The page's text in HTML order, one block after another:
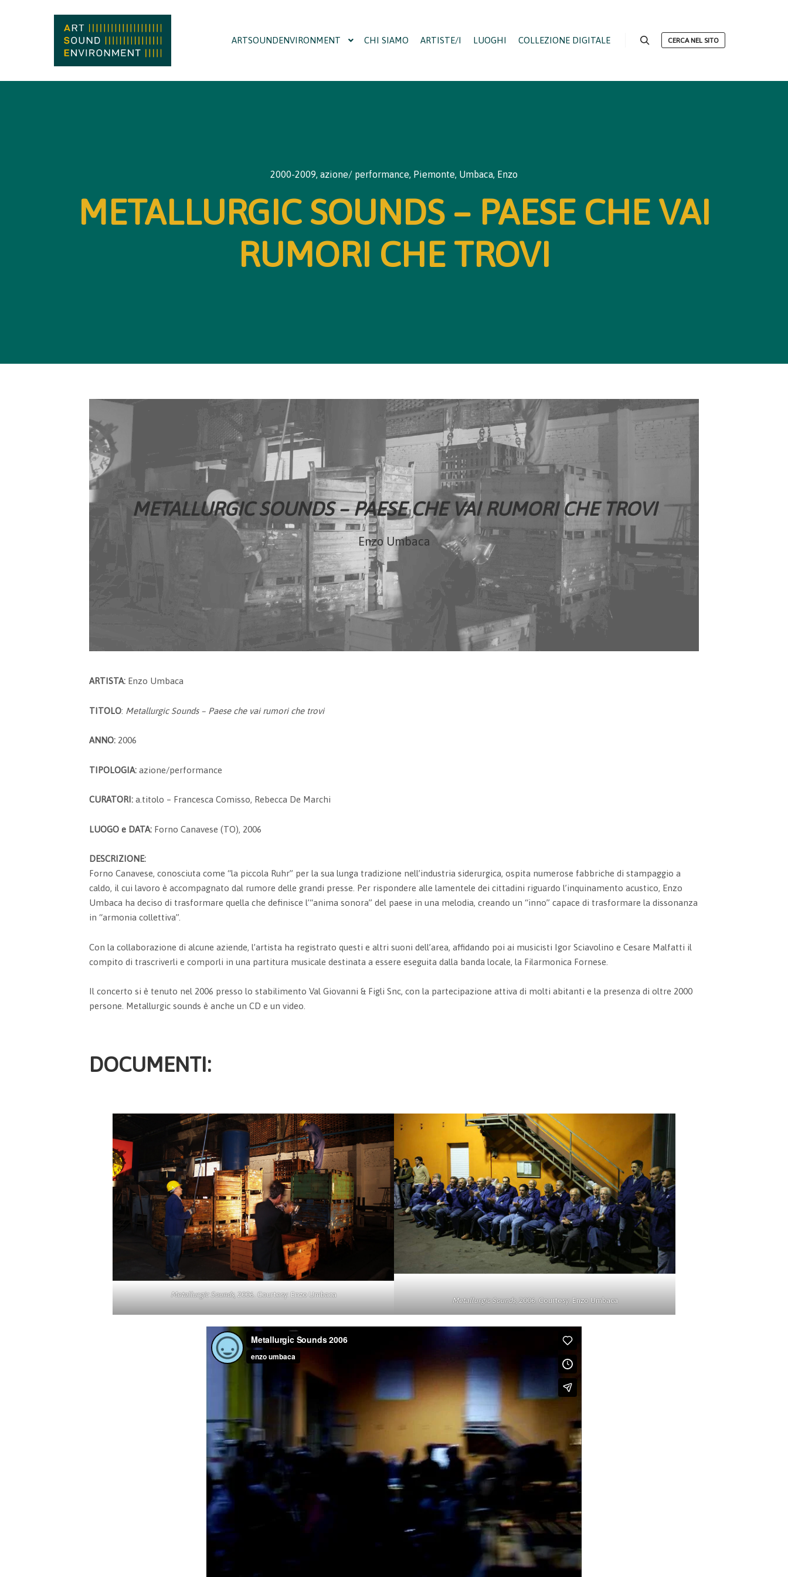
ARTSOUNDENVIRONMENT CHI SIAMO ARTISTE/I LUOGHI COLLEZIONE DIGITALE CERCA NEL SITO
2000-2009, azione/ performance, Piemonte, Umbaca, Enzo
METALLURGIC SOUNDS – PAESE CHE VAI
RUMORI CHE TROVI
METALLURGIC SOUNDS – PAESE CHE VAI RUMORI CHE TROVI
Enzo Umbaca
ARTISTA: Enzo Umbaca
TITOLO: Metallurgic Sounds – Paese che vai rumori che trovi
ANNO: 2006
TIPOLOGIA: azione/performance
CURATORI: a.titolo – Francesca Comisso, Rebecca De Marchi
LUOGO e DATA: Forno Canavese (TO), 2006
DESCRIZIONE:
Forno Canavese, conosciuta come “la piccola Ruhr” per la sua lunga tradizione nell’industria siderurgica, ospita numerose fabbriche di stampaggio a
caldo, il cui lavoro è accompagnato dal rumore delle grandi presse. Per rispondere alle lamentele dei cittadini riguardo l’inquinamento acustico, Enzo
Umbaca ha deciso di trasformare quella che definisce l’“anima sonora” del paese in una melodia, creando un “inno” capace di trasformare la dissonanza
in “armonia collettiva”.
Con la collaborazione di alcune aziende, l’artista ha registrato questi e altri suoni dell’area, affidando poi ai musicisti Igor Sciavolino e Cesare Malfatti il
compito di trascriverli e comporli in una partitura musicale destinata a essere eseguita dalla banda locale, la Filarmonica Fornese.
Il concerto si è tenuto nel 2006 presso lo stabilimento Val Giovanni & Figli Snc, con la partecipazione attiva di molti abitanti e la presenza di oltre 2000
persone. Metallurgic sounds è anche un CD e un video.
DOCUMENTI:
Metallurgic Sounds, 2006. Courtesy: Enzo Umbaca
Metallurgic Sounds, 2006. Courtesy: Enzo Umbaca